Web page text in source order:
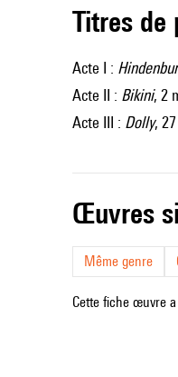
Titres
Acte I :
Acte II : Bikini, 2
Acte III : Dolly,
œuvres
Même genre
Cette fiche œuvre